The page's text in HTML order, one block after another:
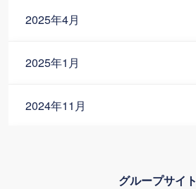
2025年4月
2025年1月
2024年11月
グループサイト